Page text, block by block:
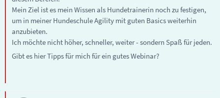
Mein Ziel ist es mein Wissen als Hundetrainerin noch zu festigen,
um in meiner Hundeschule Agility mit guten Basics weiterhin
anzubieten.
Ich möchte nicht höher, schneller, weiter - sondern Spaß für jeden.
Gibt es hier Tipps für mich für ein gutes Webinar?